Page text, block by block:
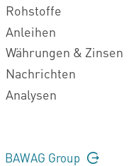
Rohstoffe
Anleihen
Währungen & Zinsen
Nachrichten
Analysen
BAWAG Group